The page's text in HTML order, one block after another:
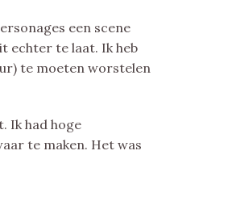
een scene
echter te laat. Ik heb
te moeten worstelen
Ik had hoge
te maken. Het was